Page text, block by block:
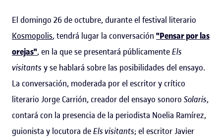
El domingo 26 de octubre, durante el festival literario
Kosmopolis, tendrá lugar la conversación "Pensar por las
orejas", en la que se presentará públicamenteEls
visitants y se hablará sobre las posibilidades del ensayo.
La conversación, moderada por el escritor y crítico
literario Jorge Carrión, creador del ensayo sonoro Solaris,
contará con la presencia de la periodista Noelia Ramírez,
guionista y locutora deEls visitants; el escritor Javier